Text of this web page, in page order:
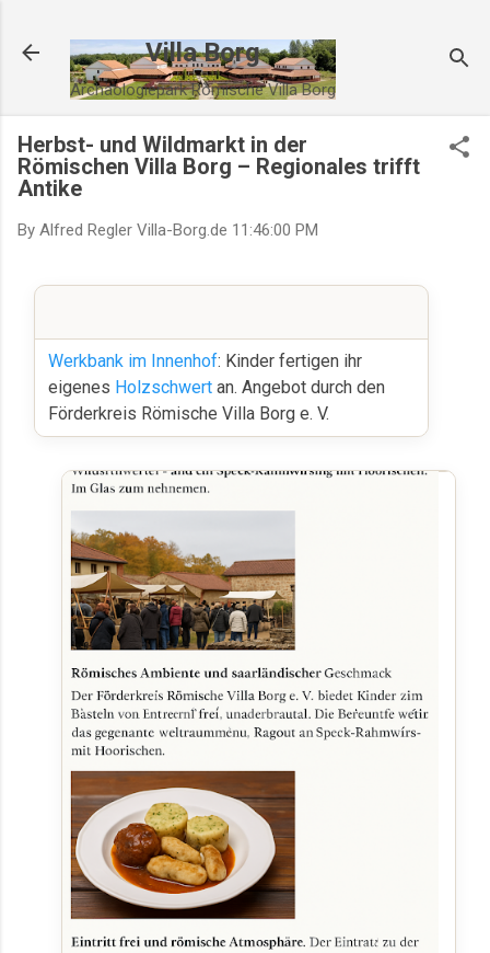
Villa Borg
Archäologiepark Römische Villa Borg
Herbst- und Wildmarkt in der
Römischen Villa Borg – Regionales trifft
Antike
By Alfred Regler Villa-Borg.de 11:46:00 PM
Werkbank im Innenhof: Kinder fertigen ihr
eigenes Holzschwert an. Angebot durch den
Förderkreis Römische Villa Borg e. V.